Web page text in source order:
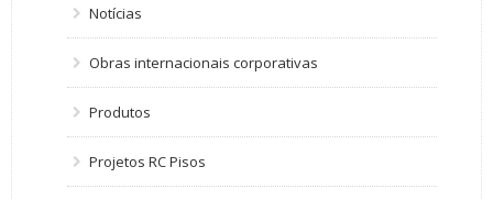
Notícias
Obras internacionais corporativas
Produtos
Projetos RC Pisos